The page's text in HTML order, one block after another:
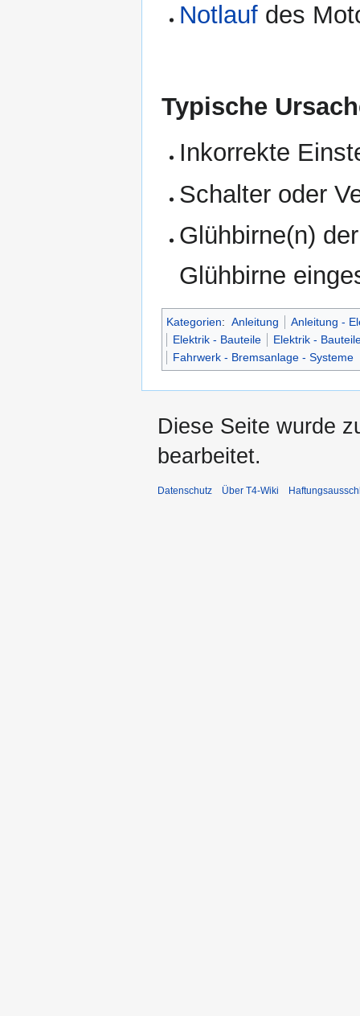
Notlauf des
Typische
Inkorrekte
Schalter oder
Glühbirne(n)
Glühbirne
Kategorien: Anleitung
Anleitung -
Elektrik - Bauteile
Elektrik -
Fahrwerk - Bremsanlage - Systeme
Diese Seite wurde
bearbeitet.
Datenschutz Über T4-Wiki